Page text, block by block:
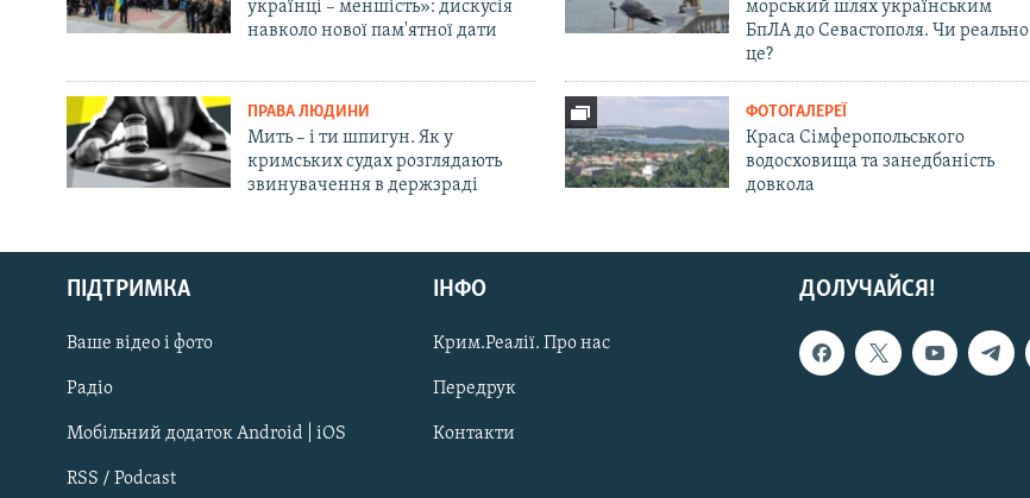
Русский
Qırımtatar
ДОЛУЧАЙСЯ!
українці – меншість»: дискусія
навколо нової пам'ятної дати
морський шлях українським
БпЛА до Севастополя. Чи реально
це?
ПРАВА ЛЮДИНИ
Мить – і ти шпигун. Як у
кримських судах розглядають
звинувачення в держзраді
ФОТОГАЛЕРЕЇ
Краса Сімферопольського
водосховища та занедбаність
довкола
ДОЛУЧАЙСЯ!
ПІДТРИМКА
Ваше відео і фото
Радіо
Мобільний додаток Android | iOS
RSS / Podcast
ІНФО
Крим.Реалії. Про нас
Передрук
Контакти